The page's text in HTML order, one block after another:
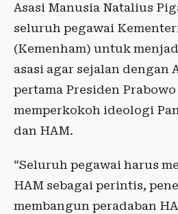
Asasi Manusia Natalius
seluruh pegawai
(Kemenham) untuk
asasi agar sejalan dengan
pertama Presiden
memperkokoh ideologi
dan HAM.
“Seluruh pegawai harus
HAM sebagai perintis,
membangun peradaban